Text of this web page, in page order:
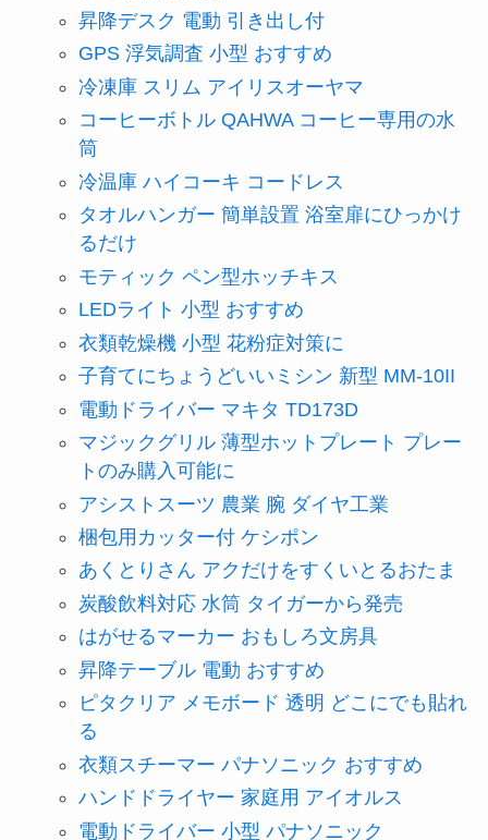
昇降デスク 電動 引き出し付
GPS 浮気調査 小型 おすすめ
冷凍庫 スリム アイリスオーヤマ
コーヒーボトル QAHWA コーヒー専用の水
筒
冷温庫 ハイコーキ コードレス
タオルハンガー 簡単設置 浴室扉にひっかけ
るだけ
モティック ペン型ホッチキス
LEDライト 小型 おすすめ
衣類乾燥機 小型 花粉症対策に
子育てにちょうどいいミシン 新型 MM-10II
電動ドライバー マキタ TD173D
マジックグリル 薄型ホットプレート プレー
トのみ購入可能に
アシストスーツ 農業 腕 ダイヤ工業
梱包用カッター付 ケシポン
あくとりさん アクだけをすくいとるおたま
炭酸飲料対応 水筒 タイガーから発売
はがせるマーカー おもしろ文房具
昇降テーブル 電動 おすすめ
ピタクリア メモボード 透明 どこにでも貼れ
る
衣類スチーマー パナソニック おすすめ
ハンドドライヤー 家庭用 アイオルス
電動ドライバー 小型 パナソニック